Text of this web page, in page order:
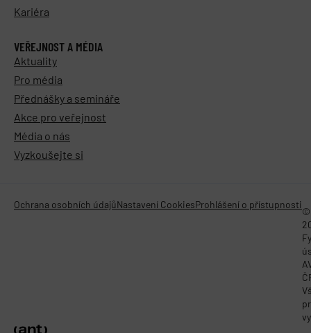
Kariéra
VEŘEJNOST A MÉDIA
Aktuality
Pro média
Přednášky a semináře
Akce pro veřejnost
Média o nás
Vyzkoušejte si
©
Ochrana osobních údajůNastavení CookiesProhlášení o přístupnosti